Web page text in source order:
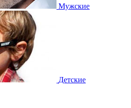
Мужские
Детские